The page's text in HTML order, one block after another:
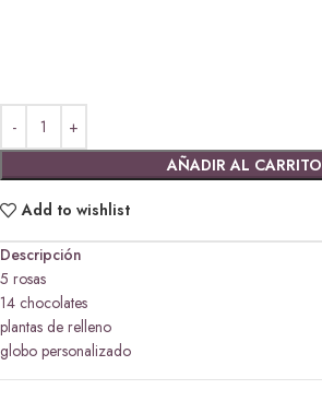
AÑADIR AL CARRITO
Add to wishlist
Descripción
5 rosas
14 chocolates
plantas de relleno
globo personalizado